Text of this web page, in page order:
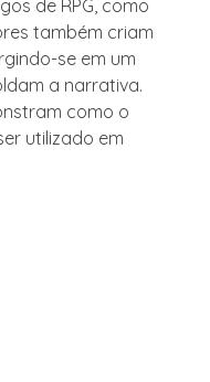
de RPG, como
também criam
se em um
a narrativa.
como o
utilizado em